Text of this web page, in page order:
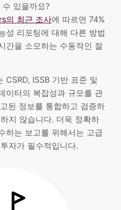
있을까요?
의 최근 조사에 따르면 74%
성 리포팅에 대해 다른 방법
간을 소모하는 수동적인 절
CSRD, ISSB 기반 표준 및
이터의 복잡성과 규모를 관
된 정보를 통합하고 검증하
지 않습니다. 더욱 정확하
하는 보고를 위해서는 고급
자가 필수적입니다.